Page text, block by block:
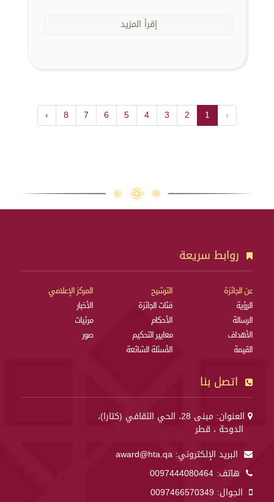
إقرأ المزيد
‹
1
2
3
4
5
6
7
8
›
روابط سريعة
عن الجائزة
الرؤية
الرسالة
الأهداف
القيمة
الترشيح
فئات الجائزة
الأحكام
معايير التحكيم
الأسئلة الشائعة
المركز الإعلامي
الأخبار
مرئيات
صور
اتصل بنا
العنوان: مبنى 28، الحي الثقافي (كتارا)،
الدوحة ، قطر
البريد الإلكتروني: award@hta.qa
هاتف: 0097444080464
الجوال: 0097466570349